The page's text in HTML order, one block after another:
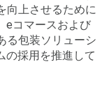
向上させるために
eコマースおよび
る包装ソリューシ
の採用を推進して